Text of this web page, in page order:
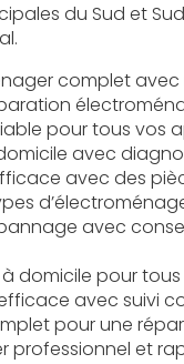
du Sud et
complet
pour tous vos
avec
avec des
avec
domicile pour
avec suivi
pour une
professionnel et